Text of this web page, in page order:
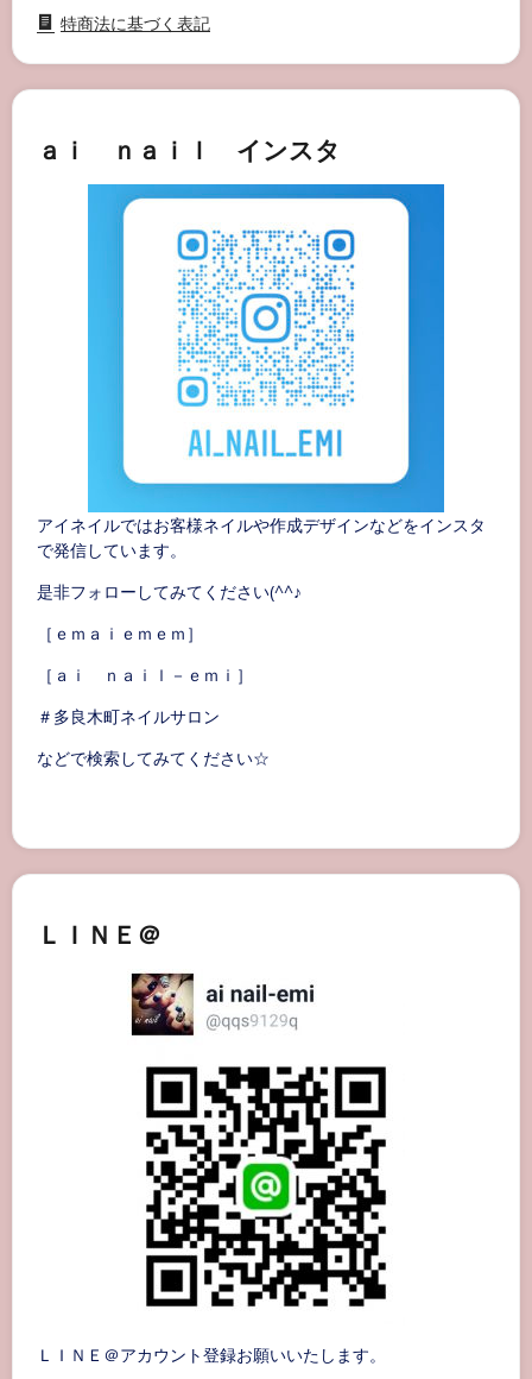
特商法に基づく表記
ａｉ ｎａｉｌ インスタ
アイネイルではお客様ネイルや作成デザインなどをインスタ
で発信しています。
是非フォローしてみてください(^^♪
［ｅｍａｉｅｍｅｍ］
［ａｉ ｎａｉｌ－ｅｍｉ］
＃多良木町ネイルサロン
などで検索してみてください☆
ＬＩＮＥ＠
ＬＩＮＥ＠アカウント登録お願いいたします。